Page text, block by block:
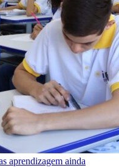
aprendizagem ainda